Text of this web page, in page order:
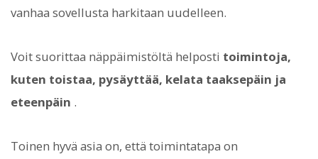
vanhaa sovellusta harkitaan uudelleen.
Voit suorittaa näppäimistöltä helposti toimintoja,
kuten toistaa, pysäyttää, kelata taaksepäin ja
eteenpäin .
Toinen hyvä asia on, että toimintatapa on